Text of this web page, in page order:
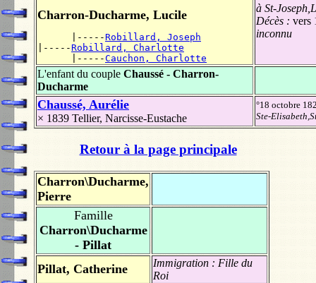
Charron-Ducharme, Lucile
      |-----
Robillard, Joseph
|-----Robillard, Charlotte
      |-----
Cauchon, Charlotte
à St-
Décès : vers
inconnu
L'enfant du couple Chaussé - Charron-
Ducharme
Chaussé, Aurélie
× 1839 Tellier, Narcisse-Eustache
°18 octobre
Ste-
Retour à la page principale
Charron\Ducharme,
Pierre
Famille
Charron\Ducharme
- Pillat
Pillat, Catherine
Immigration : Fille du
Roi